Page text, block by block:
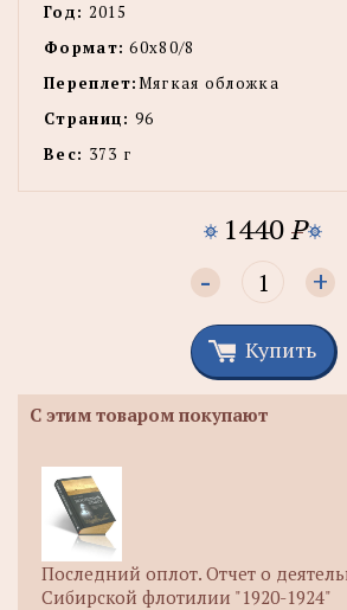
Год: 2015
Формат: 60х80/8
Переплет:Мягкая обложка
Страниц: 96
Вес: 373 г
1440P
- +
Купить
С этим товаром покупают
Последний оплот. Отчет о
Сибирской флотилии "1920-1924"